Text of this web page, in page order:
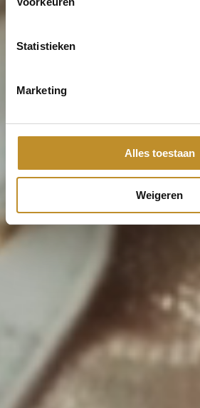
Statistieken
Marketing
Alles toestaan
Weigeren